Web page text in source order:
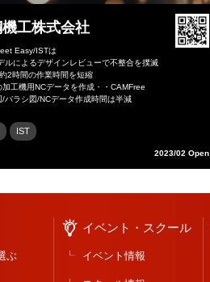
工株式会社
Easy/ISTは
ルによるデザインレビューで不整合を撲滅
2時間の作業時間を短縮
加工機用NCデータを作成・・CAMFree
/バラシ図/NCデータ作成時間は半減
IST
2023/02 Open
ぶ
イベント・スクール
イベント情報